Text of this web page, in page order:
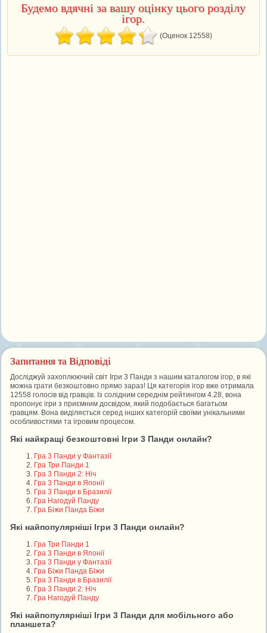
Будемо вдячні за вашу оцінку цього розділу
ігор.
(Оценок 12558)
Запитання та Відповіді
Досліджуй захоплюючий світ Ігри 3 Панди з нашим каталогом ігор, в які
можна грати безкоштовно прямо зараз! Ця категорія ігор вже отримала
12558 голосів від гравців. Із солідним середнім рейтингом 4.28, вона
пропонує ігри з приємним досвідом, який подобається багатьом
гравцям. Вона виділяється серед інших категорій своїми унікальними
особливостями та ігровим процесом.
Які найкращі безкоштовні Ігри 3 Панди онлайн?
Гра 3 Панди у Фантазії
Гра Три Панди 1
Гра 3 Панди 2: Ніч
Гра 3 Панди в Японії
Гра 3 Панди в Бразилії
Гра Нагодуй Панду
Гра Біжи Панда Біжи
Які найпопулярніші Ігри 3 Панди онлайн?
Гра Три Панди 1
Гра 3 Панди в Японії
Гра 3 Панди у Фантазії
Гра Біжи Панда Біжи
Гра 3 Панди в Бразилії
Гра 3 Панди 2: Ніч
Гра Нагодуй Панду
Які найпопулярніші Ігри 3 Панди для мобільного або
планшета?